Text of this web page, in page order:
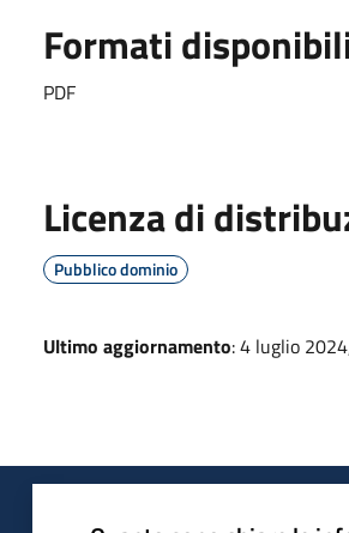
Formati
PDF
Licenza di
Pubblico dominio
Ultimo aggiornamento: 4 luglio